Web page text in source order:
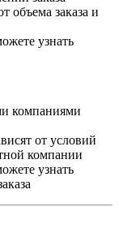
объема заказа и
узнать
компаниями
от условий
компании
узнать